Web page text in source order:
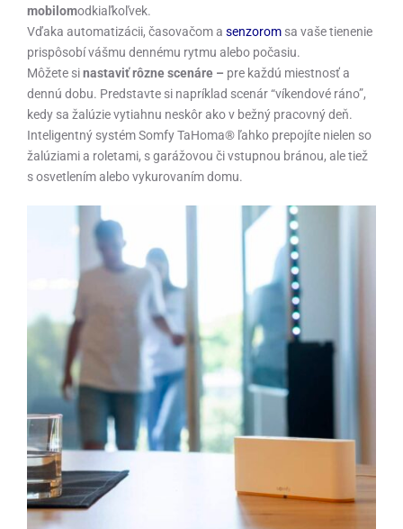
mobilomodkiaľkoľvek.
Vďaka automatizácii, časovačom a senzorom sa vaše tienenie
prispôsobí vášmu dennému rytmu alebo počasiu.
Môžete sinastaviť rôzne scenáre – pre každú miestnosť a
dennú dobu. Predstavte si napríklad scenár “víkendové ráno”,
kedy sa žalúzie vytiahnu neskôr ako v bežný pracovný deň.
Inteligentný systém Somfy TaHoma® ľahko prepojíte nielen so
žalúziami a roletami, s garážovou či vstupnou bránou, ale tiež
s osvetlením alebo vykurovaním domu.